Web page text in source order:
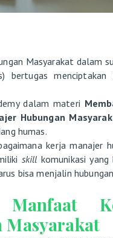
Masyarakat dalam
bertugas
dalam materi
Hubungan
humas.
kerja manajer
skill komunikasi
bisa menjalin
Manfaat
Masyarakat